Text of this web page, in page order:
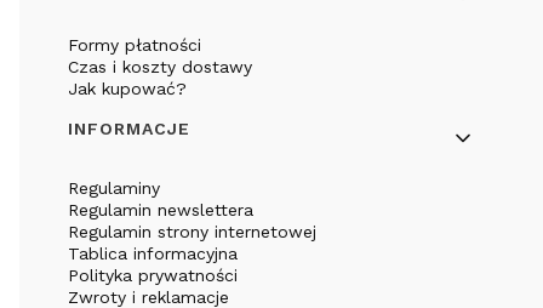
Formy płatności
Czas i koszty dostawy
Jak kupować?
INFORMACJE
Regulaminy
Regulamin newslettera
Regulamin strony internetowej
Tablica informacyjna
Polityka prywatności
Zwroty i reklamacje